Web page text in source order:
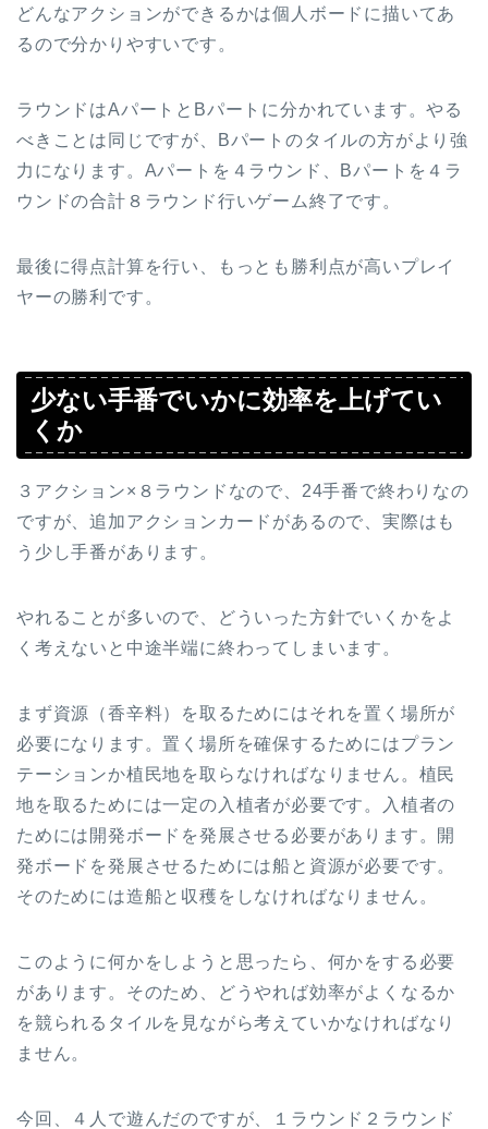
どんなアクションができるかは個人ボードに描いてあ
るので分かりやすいです。
ラウンドはAパートとBパートに分かれています。やる
べきことは同じですが、Bパートのタイルの方がより強
力になります。Aパートを４ラウンド、Bパートを４ラ
ウンドの合計８ラウンド行いゲーム終了です。
最後に得点計算を行い、もっとも勝利点が高いプレイ
ヤーの勝利です。
少ない手番でいかに効率を上げてい
くか
３アクション×８ラウンドなので、24手番で終わりなの
ですが、追加アクションカードがあるので、実際はも
う少し手番があります。
やれることが多いので、どういった方針でいくかをよ
く考えないと中途半端に終わってしまいます。
まず資源（香辛料）を取るためにはそれを置く場所が
必要になります。置く場所を確保するためにはプラン
テーションか植民地を取らなければなりません。植民
地を取るためには一定の入植者が必要です。入植者の
ためには開発ボードを発展させる必要があります。開
発ボードを発展させるためには船と資源が必要です。
そのためには造船と収穫をしなければなりません。
このように何かをしようと思ったら、何かをする必要
があります。そのため、どうやれば効率がよくなるか
を競られるタイルを見ながら考えていかなければなり
ません。
今回、４人で遊んだのですが、１ラウンド２ラウンド